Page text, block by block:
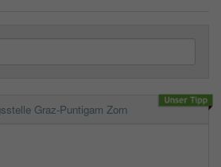
Graz-Puntigam Zorn